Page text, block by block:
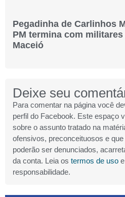
Pegadinha de Carlinhos
PM termina com
Maceió
Deixe seu
Para comentar na página você
perfil do Facebook. Este espaço
sobre o assunto tratado na
ofensivos, preconceituosos e
poderão ser denunciados,
da conta. Leia os termos de uso
responsabilidade.